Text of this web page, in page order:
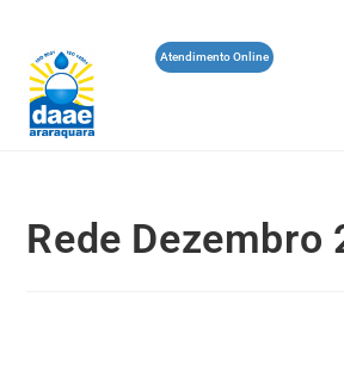
Atendimento Online
Rede Dezembro